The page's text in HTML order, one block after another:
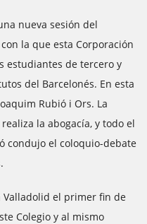
nueva sesión del
la que esta Corporación
estudiantes de tercero y
del Barcelonés. En esta
Rubió i Ors. La
la abogacía, y todo el
condujo el coloquio-debate
Valladolid el primer fin de
Colegio y al mismo